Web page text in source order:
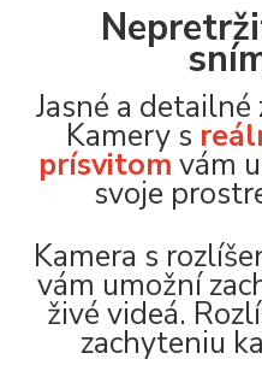
Jasné a detailné
Kamery s
prísvitom vám
svoje
Kamera s
vám umožní
živé videá.
zachyteniu